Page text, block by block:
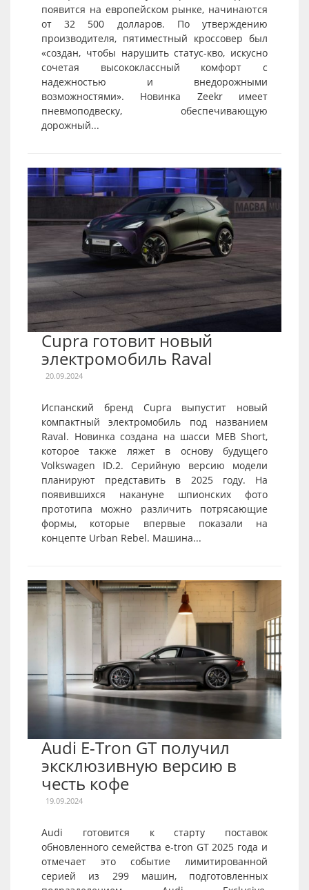
появится на европейском рынке, начинаются
от 32 500 долларов. По утверждению
производителя, пятиместный кроссовер был
«создан, чтобы нарушить статус-кво, искусно
сочетая высококлассный комфорт с
надежностью и внедорожными
возможностями». Новинка Zeekr имеет
пневмоподвеску, обеспечивающую
дорожный...
Cupra готовит новый
электромобиль Raval
20.09.2024
Испанский бренд Cupra выпустит новый
компактный электромобиль под названием
Raval. Новинка создана на шасси MEB Short,
которое также ляжет в основу будущего
Volkswagen ID.2. Серийную версию модели
планируют представить в 2025 году. На
появившихся накануне шпионских фото
прототипа можно различить потрясающие
формы, которые впервые показали на
концепте Urban Rebel. Машина...
Audi E-Tron GT получил
эксклюзивную версию в
честь кофе
19.09.2024
Audi готовится к старту поставок
обновленного семейства e-tron GT 2025 года и
отмечает это событие лимитированной
серией из 299 машин, подготовленных